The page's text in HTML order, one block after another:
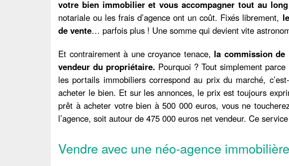
votre bien immobilier et vous accompagner tout au
notariale ou les frais d’agence ont un coût. Fixés librement,
de vente… parfois plus ! Une somme qui devient vite
Et contrairement à une croyance tenace, la commission de
vendeur du propriétaire. Pourquoi ? Tout simplement
les portails immobiliers correspond au prix du marché,
acheter le bien. Et sur les annonces, le prix est toujours
prêt à acheter votre bien à 500 000 euros, vous ne
l’agence, soit autour de 475 000 euros net vendeur. Ce
Vendre avec une néo-agence immobilière